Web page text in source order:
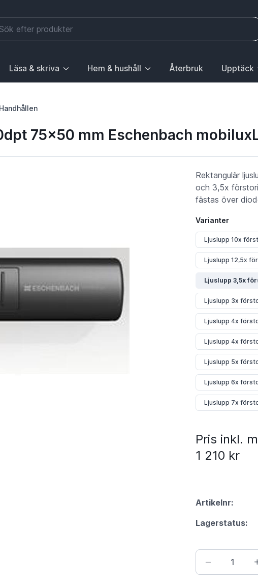
välj första posten: Gå till sida.
gå till sidan Elektronik, välj första posten: Gå till sida.
undermeny. För att gå till sidan Mobilitet, välj första posten: Gå till
Läsa & skriva
med undermeny. För att gå till sidan Läsa & skriva, välj
Hem & hushåll
Huvudrubrik med undermeny. För att gå till
Återbruk
Upptäck
Handhållen
75x50 mm Eschenbach
Rektangulär
och 3,5x
fästas över
Varianter
Ljuslupp 10x
Ljuslupp 12,5x
Ljuslupp 3,5x
Ljuslupp 3x
Ljuslupp 4x
Ljuslupp 4x
Ljuslupp 5x
Ljuslupp 6x
Ljuslupp 7x
Pris inkl.
1 210 kr
Artikelnr:
Lagerstatus: